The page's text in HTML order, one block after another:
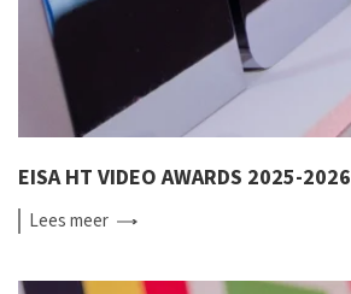
EISA HT VIDEO AWARDS 2025-2026
Leesmeer